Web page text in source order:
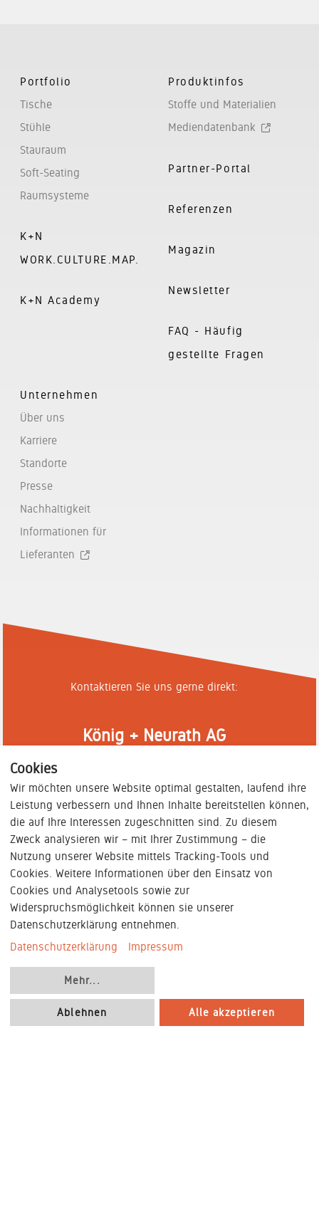
Portfolio
Tische
Stühle
Stauraum
Soft-Seating
Raumsysteme
K+N
WORK.CULTURE.MAP.
K+N Academy
Produktinfos
Stoffe und Materialien
Mediendatenbank
Partner-Portal
Referenzen
Magazin
Newsletter
FAQ - Häufig
gestellte Fragen
Unternehmen
Über uns
Karriere
Standorte
Presse
Nachhaltigkeit
Informationen für
Lieferanten
Kontaktieren Sie uns gerne direkt:
König + Neurath AG
Industriestraße 1-3
61184 Karben
Cookies
Wir möchten unsere Website optimal gestalten, laufend ihre
Leistung verbessern und Ihnen Inhalte bereitstellen können,
die auf Ihre Interessen zugeschnitten sind. Zu diesem
Zweck analysieren wir – mit Ihrer Zustimmung – die
Nutzung unserer Website mittels Tracking-Tools und
Cookies. Weitere Informationen über den Einsatz von
Cookies und Analysetools sowie zur
Widerspruchsmöglichkeit können sie unserer
Datenschutzerklärung entnehmen.
Datenschutzerklärung
Impressum
Mehr...
Ablehnen Alle akzeptieren